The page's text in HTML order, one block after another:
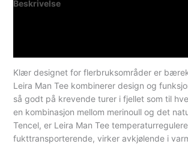
Beskrivelse
Klær designet for flerbruksområder er
Leira Man Tee kombinerer design og
så godt på krevende turer i fjellet som til
en kombinasjon mellom merinoull og det
Tencel, er Leira Man Tee
fukttransporterende, virker avkjølende i